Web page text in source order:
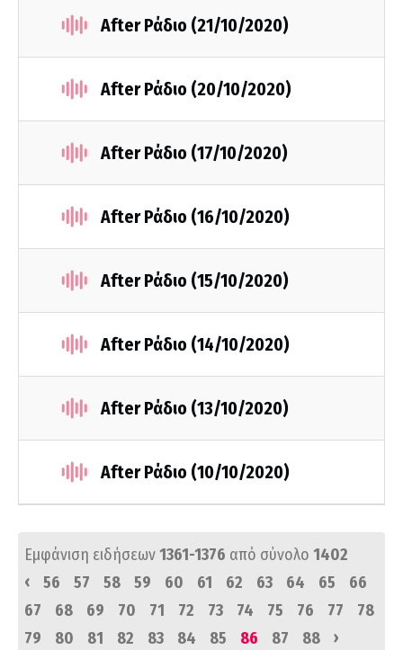
After Ράδιο (21/10/2020)
After Ράδιο (20/10/2020)
After Ράδιο (17/10/2020)
After Ράδιο (16/10/2020)
After Ράδιο (15/10/2020)
After Ράδιο (14/10/2020)
After Ράδιο (13/10/2020)
After Ράδιο (10/10/2020)
Εμφάνιση ειδήσεων1361-1376 από σύνολο 1402
‹
56 57 58 59 60 61 62 63 64 65
66
67
68 69 70 71 72 73 74 75 76 77
78
79
80 81 82 83 84 85 86 87 88 ›